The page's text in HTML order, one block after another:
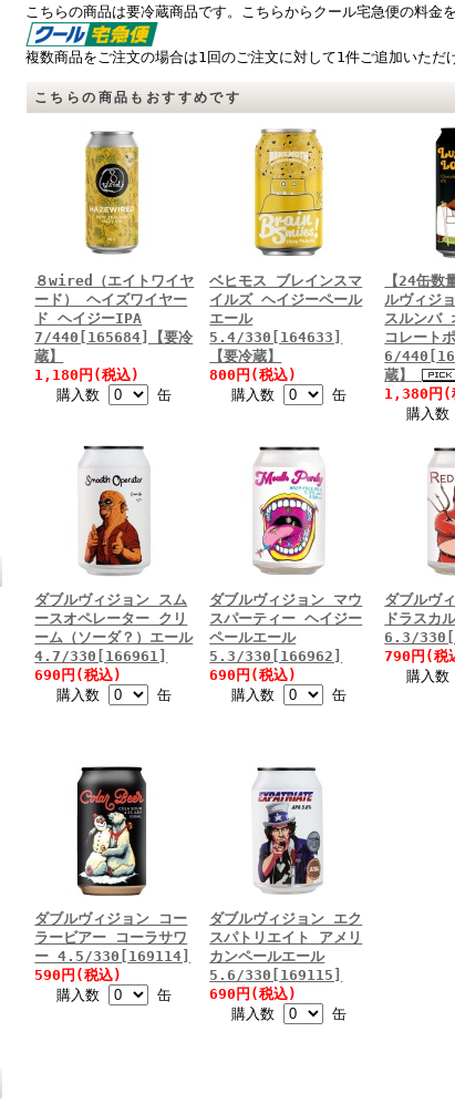
こちらの商品は要冷蔵商品です。こちらからクール宅急便の料金
複数商品をご注文の場合は1回のご注文に対して1件ご追加いただ
こちらの商品もおすすめです
８wired（エイトワイヤ
ード） ヘイズワイヤー
ド ヘイジーIPA
7/440[165684]【要冷
蔵】
1,180円(税込)
購入数
缶
ベヒモス ブレインスマ
イルズ ヘイジーペール
エール
5.4/330[164633]
【要冷蔵】
800円(税込)
購入数
缶
【24缶数
ルヴィジ
スルンバ
コレート
6/
蔵】
1,380円(
購入数
ダブルヴィジョン スム
ースオペレーター クリ
ーム（ソーダ？）エール
4.7/330[166961]
690円(税込)
購入数
缶
ダブルヴィジョン マウ
スパーティー ヘイジー
ペールエール
5.3/330[166962]
690円(税込)
購入数
缶
ダブルヴ
ドラスカ
6.3/
790円(税
購入数
ダブルヴィジョン コー
ラービアー コーラサワ
ー 4.5/330[169114]
590円(税込)
購入数
缶
ダブルヴィジョン エク
スパトリエイト アメリ
カンペールエール
5.6/330[169115]
690円(税込)
購入数
缶